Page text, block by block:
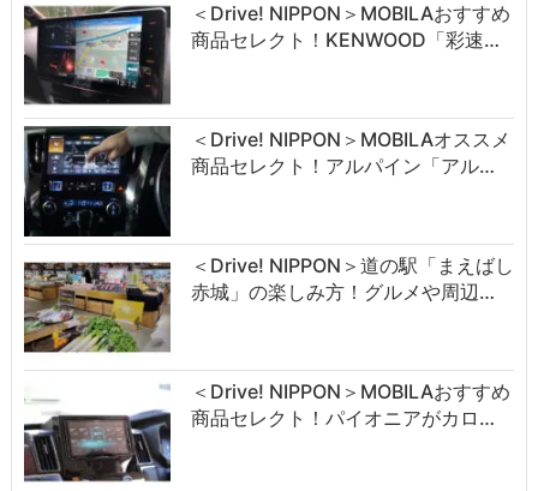
＜Drive! NIPPON＞MOBILAおすすめ
商品セレクト！KENWOOD「彩速…
＜Drive! NIPPON＞MOBILAオススメ
商品セレクト！アルパイン「アル…
＜Drive! NIPPON＞道の駅「まえばし
赤城」の楽しみ方！グルメや周辺…
＜Drive! NIPPON＞MOBILAおすすめ
商品セレクト！パイオニアがカロ…